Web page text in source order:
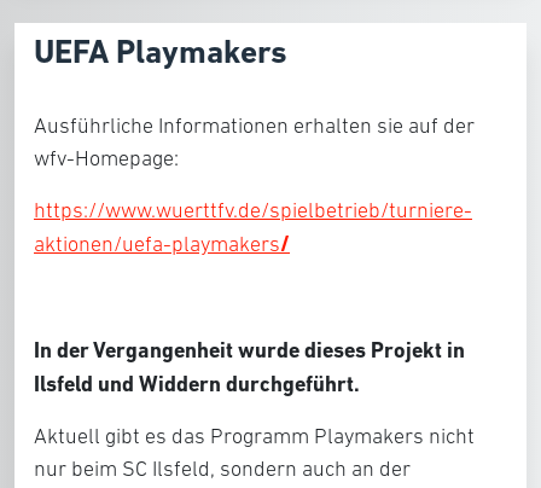
UEFA Playmakers
Ausführliche Informationen erhalten sie auf der
wfv-Homepage:
https://www.wuerttfv.de/spielbetrieb/turniere-
aktionen/uefa-playmakers/
In der Vergangenheit wurde dieses Projekt in
Ilsfeld und Widdern durchgeführt.
Aktuell gibt es das Programm Playmakers nicht
nur beim SC Ilsfeld, sondern auch an der